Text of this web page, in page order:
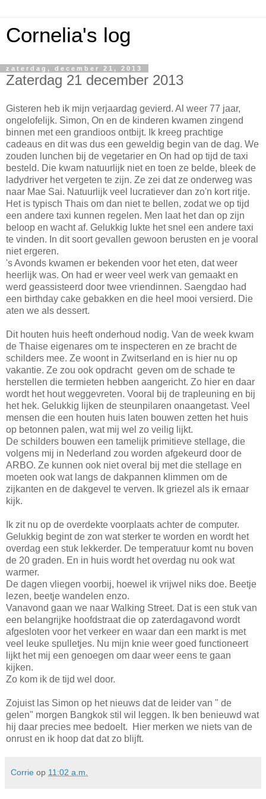
Cornelia's log
zaterdag, december 21, 2013
Zaterdag 21 december 2013
Gisteren heb ik mijn verjaardag gevierd. Al weer 77 jaar,
ongelofelijk. Simon, On en de kinderen kwamen zingend
binnen met een grandioos ontbijt. Ik kreeg prachtige
cadeaus en dit was dus een geweldig begin van de dag. We
zouden lunchen bij de vegetarier en On had op tijd de taxi
besteld. Die kwam natuurlijk niet en toen ze belde, bleek de
ladydriver het vergeten te zijn. Ze zei dat ze onderweg was
naar Mae Sai. Natuurlijk veel lucratiever dan zo'n kort ritje.
Het is typisch Thais om dan niet te bellen, zodat we op tijd
een andere taxi kunnen regelen. Men laat het dan op zijn
beloop en wacht af. Gelukkig lukte het snel een andere taxi
te vinden. In dit soort gevallen gewoon berusten en je vooral
niet ergeren.
's Avonds kwamen er bekenden voor het eten, dat weer
heerlijk was. On had er weer veel werk van gemaakt en
werd geassisteerd door twee vriendinnen. Saengdao had
een birthday cake gebakken en die heel mooi versierd. Die
aten we als dessert.
Dit houten huis heeft onderhoud nodig. Van de week kwam
de Thaise eigenares om te inspecteren en ze bracht de
schilders mee. Ze woont in Zwitserland en is hier nu op
vakantie. Ze zou ook opdracht geven om de schade te
herstellen die termieten hebben aangericht. Zo hier en daar
wordt het hout weggevreten. Vooral bij de trapleuning en bij
het hek. Gelukkig lijken de steunpilaren onaangetast. Veel
mensen die een houten huis laten bouwen zetten het huis
op betonnen palen, wat mij wel zo veilig lijkt.
De schilders bouwen een tamelijk primitieve stellage, die
volgens mij in Nederland zou worden afgekeurd door de
ARBO. Ze kunnen ook niet overal bij met die stellage en
moeten ook wat langs de dakpannen klimmen om de
zijkanten en de dakgevel te verven. Ik griezel als ik ernaar
kijk.
Ik zit nu op de overdekte voorplaats achter de computer.
Gelukkig begint de zon wat sterker te worden en wordt het
overdag een stuk lekkerder. De temperatuur komt nu boven
de 20 graden. En in huis wordt het overdag nu ook wat
warmer.
De dagen vliegen voorbij, hoewel ik vrijwel niks doe. Beetje
lezen, beetje wandelen enzo.
Vanavond gaan we naar Walking Street. Dat is een stuk van
een belangrijke hoofdstraat die op zaterdagavond wordt
afgesloten voor het verkeer en waar dan een markt is met
veel leuke spulletjes. Nu mijn knie weer goed functioneert
lijkt het mij een genoegen om daar weer eens te gaan
kijken.
Zo kom ik de tijd wel door.
Zojuist las Simon op het nieuws dat de leider van " de
gelen" morgen Bangkok stil wil leggen. Ik ben benieuwd wat
hij daar precies mee bedoelt. Hier merken we niets van de
onrust en ik hoop dat dat zo blijft.
Corrie op 11:02 a.m.